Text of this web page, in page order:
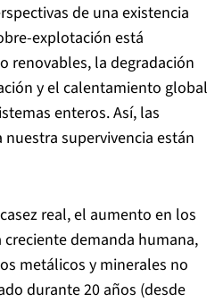
de una existencia
explotación está
renovables, la degradación
y el calentamiento global
enteros. Así, las
supervivencia están
real, el aumento en los
demanda humana,
metálicos y minerales no
durante 20 años (desde